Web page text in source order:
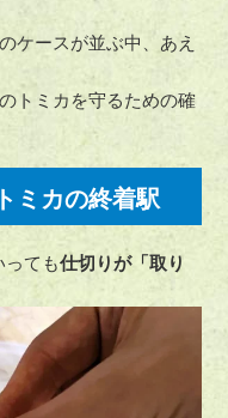
ケースが並ぶ中、あえ
トミカを守るための確
ミカの終着駅
っても仕切りが「取り